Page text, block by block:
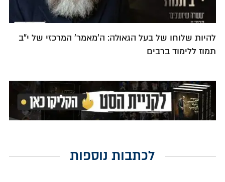
להיות שלוחו של בעל הגאולה: ה'מאמר' המרכזי של י"ב
תמוז ללימוד ברבים
לכתבות נוספות